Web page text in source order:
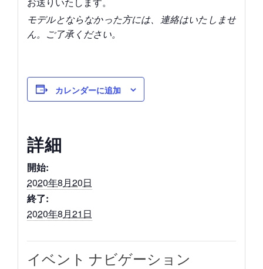
モデルとならなかった方には、連絡はいたしませ
ん。ご了承ください。
カレンダーに追加
詳細
開始:
2020年8月20日
終了:
2020年8月21日
イベント ナビゲーション